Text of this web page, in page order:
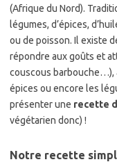
(Afrique du Nord).
légumes, d’épices,
ou de poisson. Il existe
répondre aux goûts et
couscous barbouche…),
épices ou encore les
présenter une recette
végétarien donc) !
Notre recette